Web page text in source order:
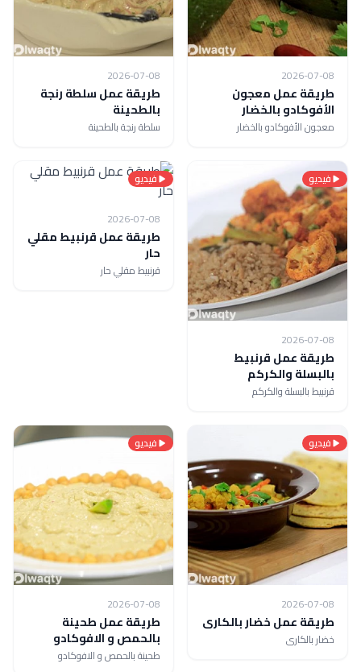
2026-07-08
طريقة عمل معجون
الأفوكادو بالخضار
معجون الأفوكادو بالخضار
2026-07-08
طريقة عمل سلطة رنجة
بالطحينة
سلطة رنجة بالطحينة
فيديو
2026-07-08
طريقة عمل قرنبيط
بالبسلة والكركم
قرنبيط بالبسلة والكركم
فيديو
2026-07-08
طريقة عمل قرنبيط مقلي
حار
قرنبيط مقلي حار
فيديو
2026-07-08
طريقة عمل خضار بالكارى
خضار بالكارى
فيديو
2026-07-08
طريقة عمل طحينة
بالحمص و الافوكادو
طحينة بالحمص و الافوكادو